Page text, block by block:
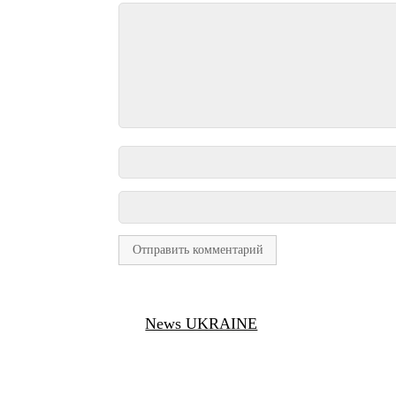
News UKRAINE